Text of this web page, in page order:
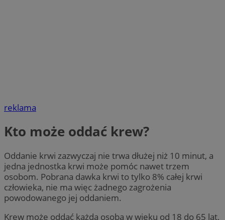
reklama
Kto może oddać krew?
Oddanie krwi zazwyczaj nie trwa dłużej niż 10 minut, a
jedna jednostka krwi może pomóc nawet trzem
osobom. Pobrana dawka krwi to tylko 8% całej krwi
człowieka, nie ma więc żadnego zagrożenia
powodowanego jej oddaniem.
Krew może oddać każda osoba w wieku od 18 do 65 lat,